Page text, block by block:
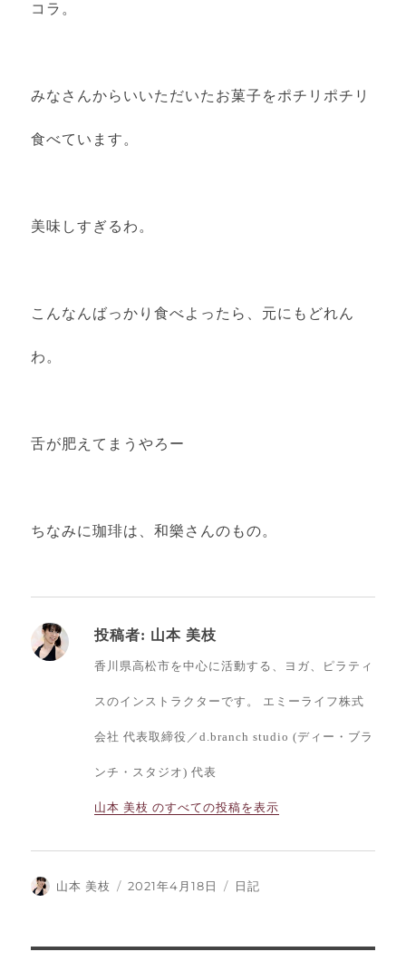
コラ。
みなさんからいいただいたお菓子をポチリポチリ
食べています。
美味しすぎるわ。
こんなんばっかり食べよったら、元にもどれん
わ。
舌が肥えてまうやろー
ちなみに珈琲は、和樂さんのもの。
投稿者: 山本 美枝
香川県高松市を中心に活動する、ヨガ、ピラティ
スのインストラクターです。 エミーライフ株式
会社 代表取締役／d.branch studio (ディー・ブラ
ンチ・スタジオ) 代表
山本 美枝 のすべての投稿を表示
投
山本 美枝
投
2021年4月18日
カ
日記